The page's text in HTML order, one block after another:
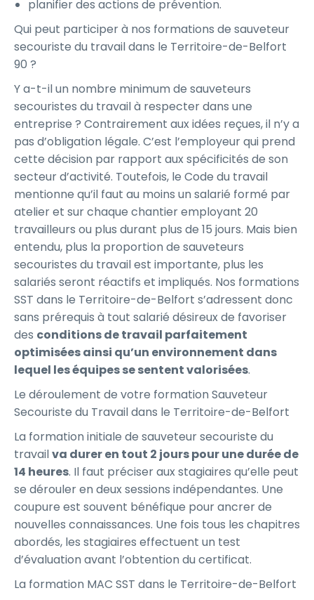
planifier des actions de prévention.
Qui peut participer à nos formations de sauveteur
secouriste du travail dans le Territoire-de-Belfort
90 ?
Y a-t-il un nombre minimum de sauveteurs
secouristes du travail à respecter dans une
entreprise ? Contrairement aux idées reçues, il n’y a
pas d’obligation légale. C’est l’employeur qui prend
cette décision par rapport aux spécificités de son
secteur d’activité. Toutefois, le Code du travail
mentionne qu’il faut au moins un salarié formé par
atelier et sur chaque chantier employant 20
travailleurs ou plus durant plus de 15 jours. Mais bien
entendu, plus la proportion de sauveteurs
secouristes du travail est importante, plus les
salariés seront réactifs et impliqués. Nos formations
SST dans le Territoire-de-Belfort s’adressent donc
sans prérequis à tout salarié désireux de favoriser
des conditions de travail parfaitement
optimisées ainsi qu’un environnement dans
lequel les équipes se sentent valorisées.
Le déroulement de votre formation Sauveteur
Secouriste du Travail dans le Territoire-de-Belfort
La formation initiale de sauveteur secouriste du
travailva durer en tout 2 jours pour une durée de
14 heures. Il faut préciser aux stagiaires qu’elle peut
se dérouler en deux sessions indépendantes. Une
coupure est souvent bénéfique pour ancrer de
nouvelles connaissances. Une fois tous les chapitres
abordés, les stagiaires effectuent un test
d’évaluation avant l’obtention du certificat.
La formation MAC SST dans le Territoire-de-Belfort